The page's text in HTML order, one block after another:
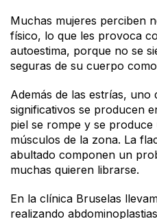
Muchas mujeres perciben
físico, lo que les provoca
autoestima, porque no se
seguras de su cuerpo
Además de las estrías, uno
significativos se producen
piel se rompe y se
músculos de la zona. La
abultado componen un
muchas quieren librarse.
En la clínica Bruselas
realizando